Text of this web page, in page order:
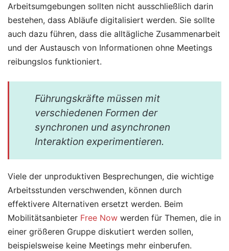
Arbeitsumgebungen sollten nicht ausschließlich darin
bestehen, dass Abläufe digitalisiert werden. Sie sollte
auch dazu führen, dass die alltägliche Zusammenarbeit
und der Austausch von Informationen ohne Meetings
reibungslos funktioniert.
Führungskräfte müssen mit
verschiedenen Formen der
synchronen und asynchronen
Interaktion experimentieren.
Viele der unproduktiven Besprechungen, die wichtige
Arbeitsstunden verschwenden, können durch
effektivere Alternativen ersetzt werden. Beim
Mobilitätsanbieter Free Now werden für Themen, die in
einer größeren Gruppe diskutiert werden sollen,
beispielsweise keine Meetings mehr einberufen.